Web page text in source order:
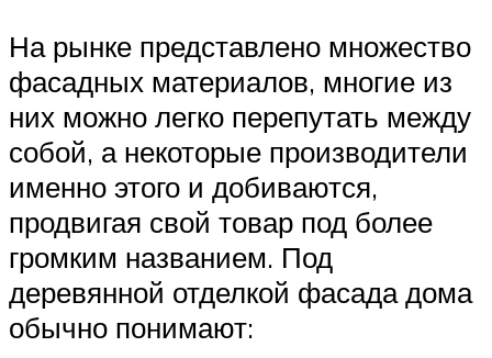
На рынке представлено множество
фасадных материалов, многие из
них можно легко перепутать между
собой, а некоторые производители
именно этого и добиваются,
продвигая свой товар под более
громким названием. Под
деревянной отделкой фасада дома
обычно понимают: